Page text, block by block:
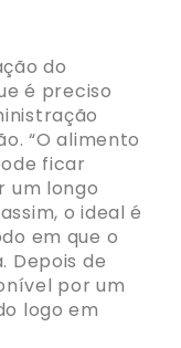
do
é preciso
“O alimento
ficar
um longo
o ideal é
em que o
Depois de
por um
logo em